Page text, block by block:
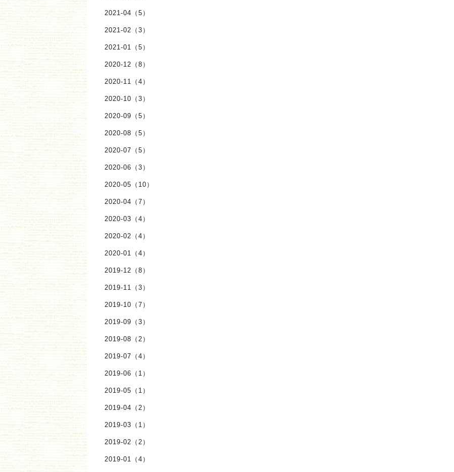
2021-04（5）
2021-02（3）
2021-01（5）
2020-12（8）
2020-11（4）
2020-10（3）
2020-09（5）
2020-08（5）
2020-07（5）
2020-06（3）
2020-05（10）
2020-04（7）
2020-03（4）
2020-02（4）
2020-01（4）
2019-12（8）
2019-11（3）
2019-10（7）
2019-09（3）
2019-08（2）
2019-07（4）
2019-06（1）
2019-05（1）
2019-04（2）
2019-03（1）
2019-02（2）
2019-01（4）